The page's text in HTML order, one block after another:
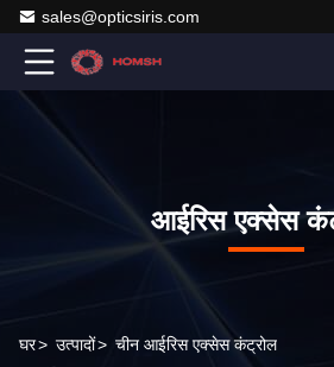
sales@opticsiris.com
आईरिस एक्सेस
घर> उत्पादों> चीन आईरिस एक्सेस कंट्रोल